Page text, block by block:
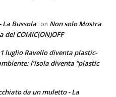
Bussola on Non solo Mostra
COMIC(ON)OFF
luglio Ravello diventa plastic-
l’isola diventa “plastic
da un muletto - La